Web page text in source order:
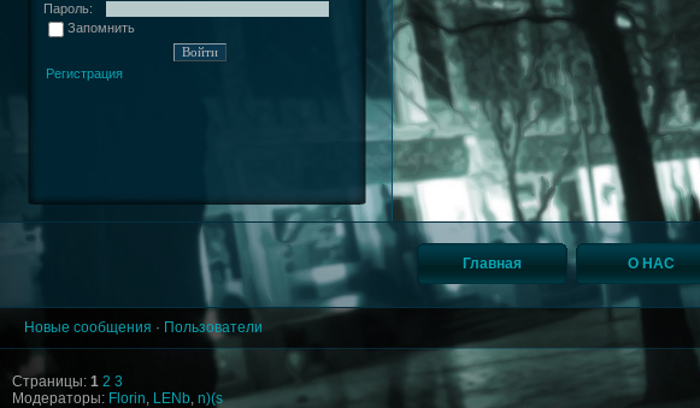
Пароль:
Запомнить
Регистрация
Главная О НАС
Новые сообщения · Пользователи
Страницы: 1 2 3
Модераторы: Florin, LENb, n)(s